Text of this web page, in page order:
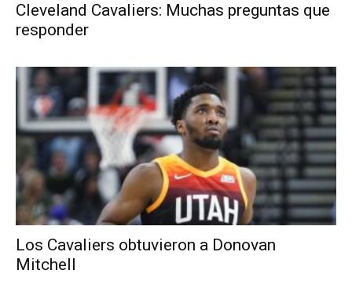
Cleveland Cavaliers: Muchas preguntas que
responder
Los Cavaliers obtuvieron a Donovan
Mitchell